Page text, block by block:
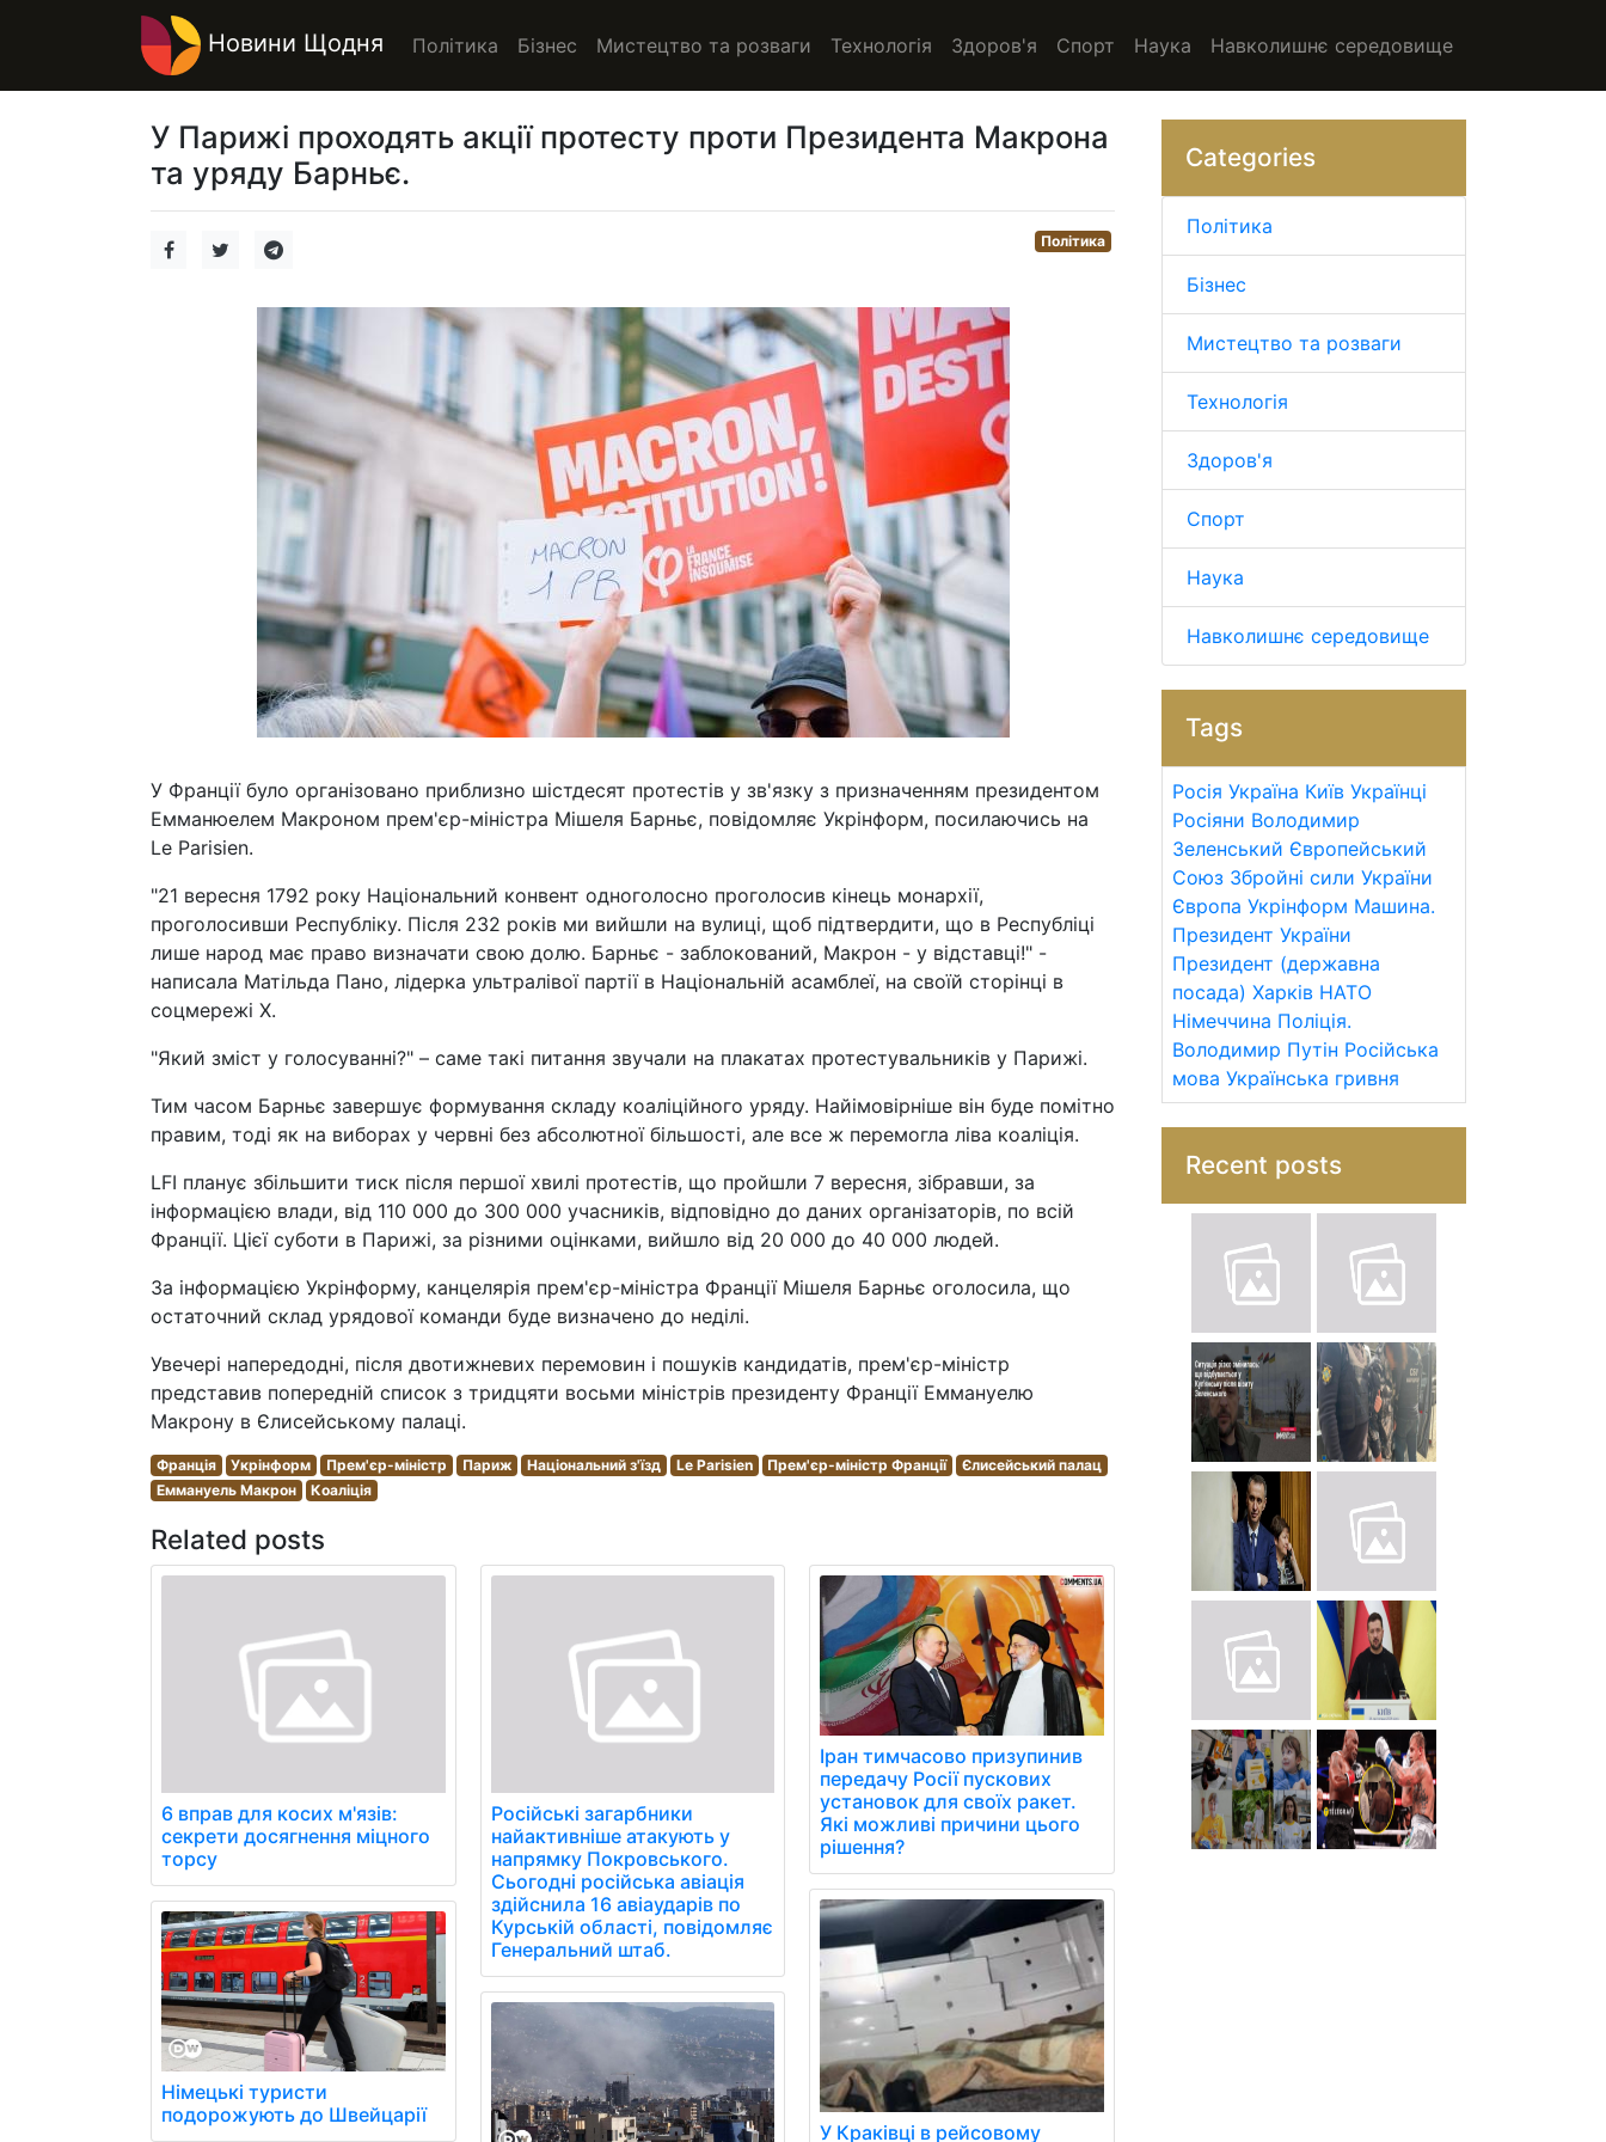
Новини Щодня Політика Бізнес Мистецтво та розваги Технологія Здоров'я Спорт Наука Навколишнє середовище
У Парижі проходять акції протесту проти Президента Макрона
та уряду Барньє.
Політика
У Франції було організовано приблизно шістдесят протестів у зв'язку з призначенням президентом
Емманюелем Макроном прем'єр-міністра Мішеля Барньє, повідомляє Укрінформ, посилаючись на
Le Parisien.
"21 вересня 1792 року Національний конвент одноголосно проголосив кінець монархії,
проголосивши Республіку. Після 232 років ми вийшли на вулиці, щоб підтвердити, що в Республіці
лише народ має право визначати свою долю. Барньє - заблокований, Макрон - у відставці!" -
написала Матільда Пано, лідерка ультралівої партії в Національній асамблеї, на своїй сторінці в
соцмережі Х.
"Який зміст у голосуванні?" – саме такі питання звучали на плакатах протестувальників у Парижі.
Тим часом Барньє завершує формування складу коаліційного уряду. Найімовірніше він буде помітно
правим, тоді як на виборах у червні без абсолютної більшості, але все ж перемогла ліва коаліція.
LFI планує збільшити тиск після першої хвилі протестів, що пройшли 7 вересня, зібравши, за
інформацією влади, від 110 000 до 300 000 учасників, відповідно до даних організаторів, по всій
Франції. Цієї суботи в Парижі, за різними оцінками, вийшло від 20 000 до 40 000 людей.
За інформацією Укрінформу, канцелярія прем'єр-міністра Франції Мішеля Барньє оголосила, що
остаточний склад урядової команди буде визначено до неділі.
Увечері напередодні, після двотижневих перемовин і пошуків кандидатів, прем'єр-міністр
представив попередній список з тридцяти восьми міністрів президенту Франції Еммануелю
Макрону в Єлисейському палаці.
Франція Укрінформ Прем'єр-міністр Париж Національний з'їзд Le Parisien Прем'єр-міністр Франції
Єлисейський палац
Еммануель Макрон
Коаліція
Related posts
6 вправ для косих м'язів:
секрети досягнення міцного
торсу
Німецькі туристи
подорожують до Швейцарії
Російські загарбники
найактивніше атакують у
напрямку Покровського.
Сьогодні російська авіація
здійснила 16 авіаударів по
Курській області, повідомляє
Генеральний штаб.
Іран тимчасово призупинив
передачу Росії пускових
установок для своїх ракет.
Які можливі причини цього
рішення?
У Краківці в рейсовому
Categories
Політика
Бізнес
Мистецтво та розваги
Технологія
Здоров'я
Спорт
Наука
Навколишнє середовище
Tags
Росія Україна Київ Українці
Росіяни Володимир
Зеленський Європейський
Союз Збройні сили України
Європа Укрінформ Машина.
Президент України
Президент (державна
посада) Харків НАТО
Німеччина Поліція.
Володимир Путін Російська
мова Українська гривня
Recent posts